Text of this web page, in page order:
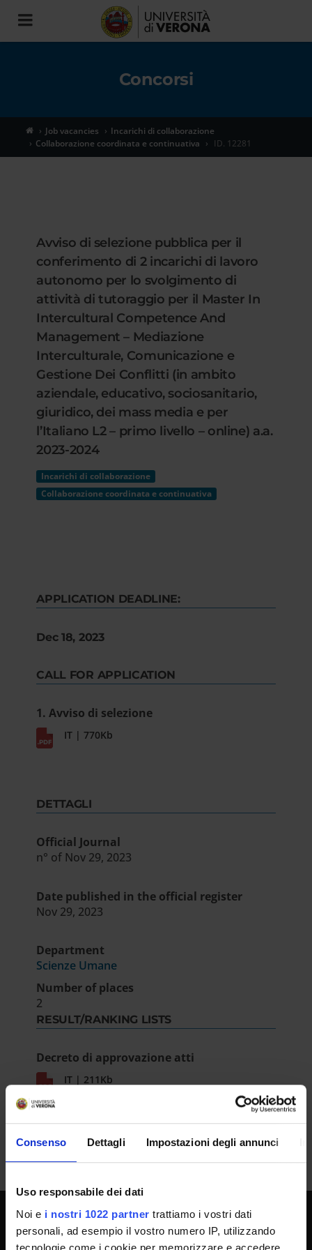
Consenso Dettagli Impostazioni degli annunci
Uso responsabile dei dati
Noi e i nostri 1022 partner trattiamo i vostri dati
personali, ad esempio il vostro numero IP, utilizzando
tecnologie come i cookie per memorizzare e accedere
Toggle
navigation
Concorsi
Job vacancies
Incarichi di collaborazione
Collaborazione coordinata e continuativa
ID. 12281
Avviso di selezione pubblica per il
conferimento di 2 incarichi di lavoro
autonomo per lo svolgimento di
attività di tutoraggio per il Master In
Intercultural Competence And
Management – Mediazione
Interculturale, Comunicazione e
Gestione Dei Conflitti (in ambito
aziendale, educativo, sociosanitario,
giuridico, dei mass media e per
l’Italiano L2 – primo livello – online) a.a.
2023-2024
Incarichi di collaborazione
Collaborazione coordinata e continuativa
APPLICATION DEADLINE:
Dec 18, 2023
CALL FOR APPLICATION
1. Avviso di selezione
IT | 770Kb
DETTAGLI
Official Journal
n° of Nov 29, 2023
Date published in the official register
Nov 29, 2023
Department
Scienze Umane
Number of places
2
RESULT/RANKING LISTS
Decreto di approvazione atti
IT | 211Kb
UNIVERSITY SERVICES